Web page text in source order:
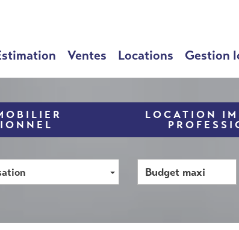
Estimation Ventes Locations Gestion
LOCATION